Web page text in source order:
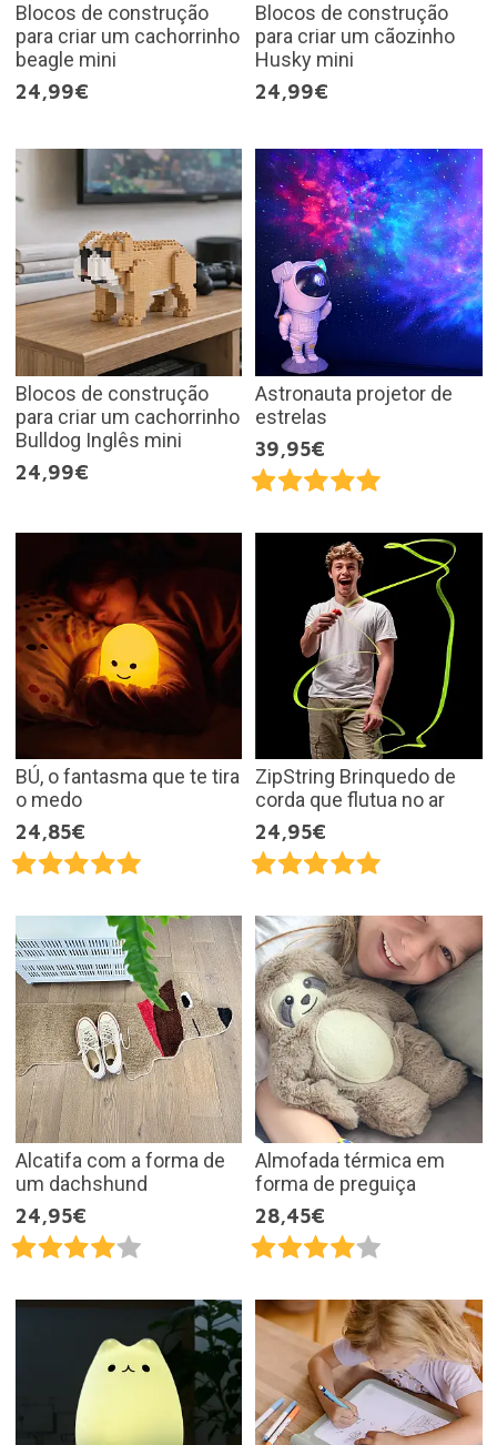
Blocos de construção
para criar um cachorrinho
beagle mini
24,99€
Blocos de construção
para criar um cãozinho
Husky mini
24,99€
Blocos de construção
para criar um cachorrinho
Bulldog Inglês mini
24,99€
Astronauta projetor de
estrelas
39,95€
BÚ, o fantasma que te tira
o medo
24,85€
ZipString Brinquedo de
corda que flutua no ar
24,95€
Alcatifa com a forma de
um dachshund
24,95€
Almofada térmica em
forma de preguiça
28,45€